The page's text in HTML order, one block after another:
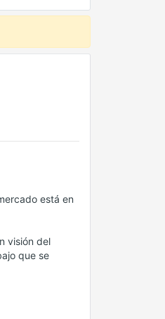
está en
visión del
que se